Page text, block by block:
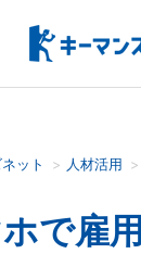
検索語を入力し
ット 人材活用
で雇